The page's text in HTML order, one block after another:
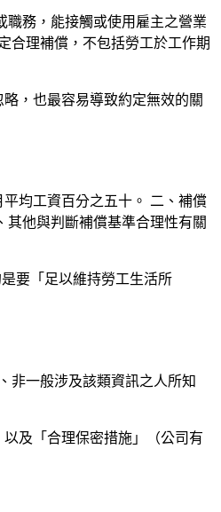
職務，能接觸或使用雇主之營業
合理補償，不包括勞工於工作期
，也最容易導致約定無效的關
均工資百分之五十。 二、補償
他與判斷補償基準合理性有關
要「足以維持勞工生活所
非一般涉及該類資訊之人所知
及「合理保密措施」（公司有